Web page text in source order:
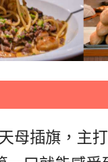
母插旗， 主